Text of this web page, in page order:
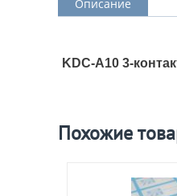
Описание
KDC-A10 3-
Похожие